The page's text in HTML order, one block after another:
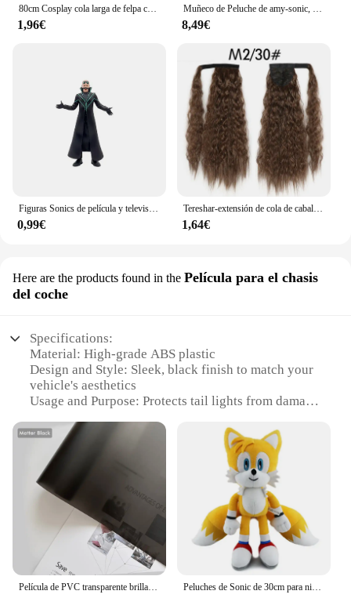
80cm Cosplay cola larga de felpa cola de gatito espectáculo Anime orejas de gato mucama lindo accesorios de Anime accesorios de disfraz de fiesta de Halloween 1 pieza
1,96€
Muñeco de Peluche de amy-sonic, muñeco de felpa suave, amy-sonic, nudillos rosas, colas, sombra, erizo, 30cm
8,49€
Figuras Sonics de película y televisión para niños, juguete de personaje de PVC, erizo, sombra, cola, modelo de muñecas, juguetes de animales, gran oferta, 8 estilos
0,99€
Tereshar-extensión de cola de caballo ondulada de maíz sintético para mujer, postizo largo ondulado y rizado envolvente alrededor de cola de caballo resistente al calor
1,64€
Here are the products found in the Película para el chasis
del coche
Specifications:
Material: High-grade ABS plastic
Design and Style: Sleek, black finish to match your
vehicle's aesthetics
Usage and Purpose: Protects tail lights from damage
Performance and Property: Enhanced durability and
resistance to impact
Parts and Accessories: Includes a full set for both
tail lights
Applicable People: Ideal for car enthusiasts and
fleet owners
Features:
|Wholesale|Vendors|
**Unmatched Protection and Style**
Película de PVC transparente brillante para faros delanteros, cubierta de envoltura de luz trasera, lámina adhesiva, cubierta blindada para automóviles Peluches de Sonic de 30cm para niños, muñeco de peluche suave de dibujos animados, erizo, Amy Rose, cola de nudillo, juguetes encantadores de Sonic para cumpleaños